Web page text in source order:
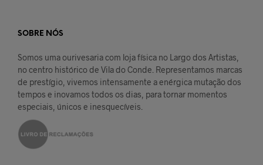
SOBRE NÓS
Somos uma ourivesaria com loja física no Largo dos Artistas,
no centro histórico de Vila do Conde. Representamos marcas
de prestígio, vivemos intensamente a enérgica mutação dos
tempos e inovamos todos os dias, para tornar momentos
especiais, únicos e inesquecíveis.